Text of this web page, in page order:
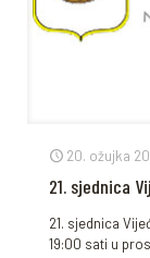
20. ožujka
21. sjednica
21. sjednica
19:00 sati u